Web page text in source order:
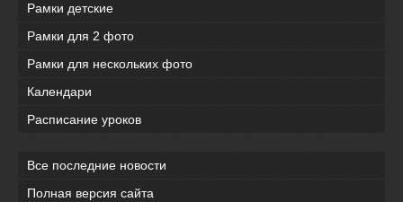
Рамки детские
Рамки для 2 фото
Рамки для нескольких фото
Календари
Расписание уроков
Все последние новости
Полная версия сайта